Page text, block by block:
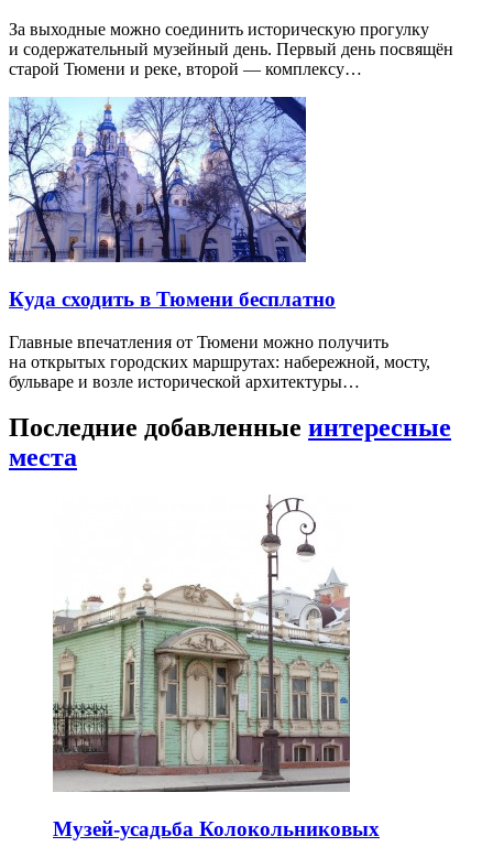
За выходные можно соединить историческую прогулку
и содержательный музейный день. Первый день посвящён
старой Тюмени и реке, второй — комплексу…
Куда сходить в Тюмени бесплатно
Главные впечатления от Тюмени можно получить
на открытых городских маршрутах: набережной, мосту,
бульваре и возле исторической архитектуры…
Последние добавленные интересные
места
Музей-усадьба Колокольниковых